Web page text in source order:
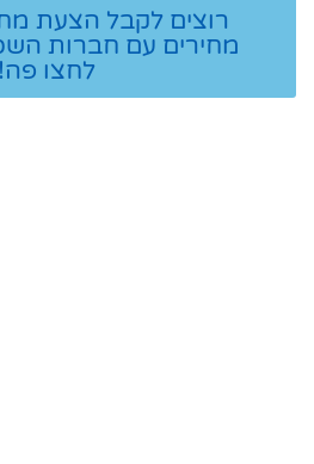
רוצים לקבל הצעת
מחירים עם חברות
לחצו פה!